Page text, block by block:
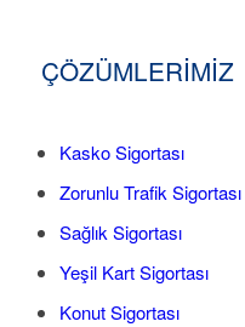
ÇÖZÜMLERİMİZ
Kasko Sigortası
Zorunlu Trafik Sigortası
Sağlık Sigortası
Yeşil Kart Sigortası
Konut Sigortası